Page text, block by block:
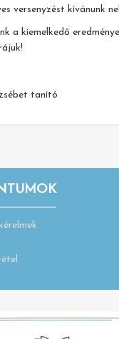
versenyzést kívánunk
a kiemelkedő
tanító